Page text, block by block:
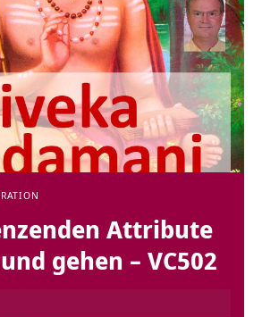
Attribute
gehen – VC502